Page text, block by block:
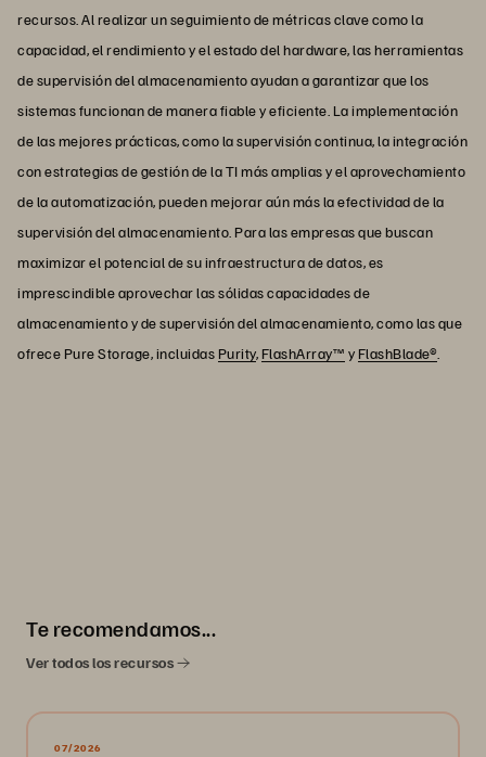
recursos. Al realizar un seguimiento de métricas clave como la
capacidad, el rendimiento y el estado del hardware, las herramientas
de supervisión del almacenamiento ayudan a garantizar que los
sistemas funcionan de manera fiable y eficiente. La implementación
de las mejores prácticas, como la supervisión continua, la integración
con estrategias de gestión de la TI más amplias y el aprovechamiento
de la automatización, pueden mejorar aún más la efectividad de la
supervisión del almacenamiento. Para las empresas que buscan
maximizar el potencial de su infraestructura de datos, es
imprescindible aprovechar las sólidas capacidades de
almacenamiento y de supervisión del almacenamiento, como las que
ofrece Pure Storage, incluidasPurity,FlashArray™ yFlashBlade®.
Te recomendamos...
Ver todos los recursos
07/2026